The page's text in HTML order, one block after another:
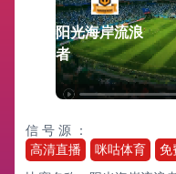
阳光海岸流浪
者
信 号 源 ：
高清直播
咪咕体育 免